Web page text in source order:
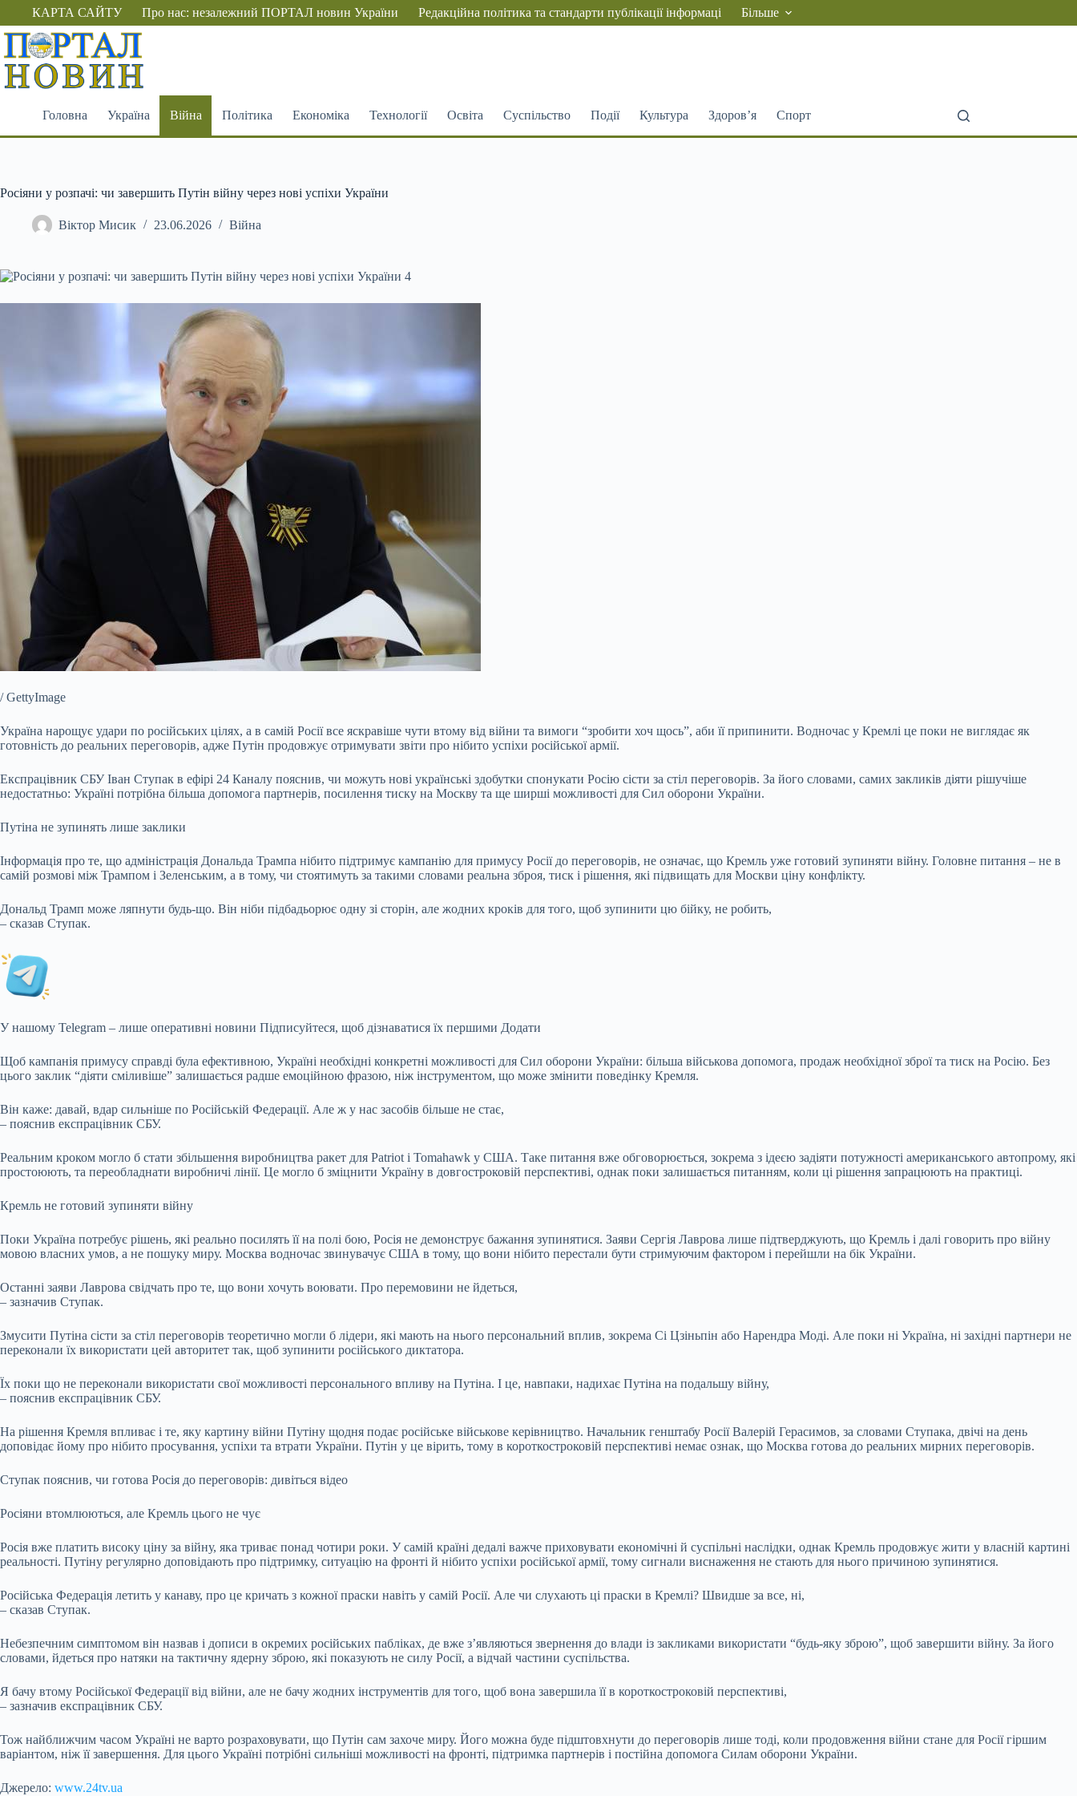
Перейти
вмісту
КАРТА САЙТУ Про нас: незалежний ПОРТАЛ новин України Редакційна політика та стандарти публікації інформаці Більше
Головна Україна Війна Політика Економіка Технології Освіта Суспільство Події Культура Здоров’я Спорт
Росіяни у розпачі: чи завершить Путін війну через нові успіхи України
Віктор Мисик 23.06.2026 Війна
/ GettyImage
Україна нарощує удари по російських цілях, а в самій Росії все яскравіше чути втому від війни та вимоги “зробити хоч щось”, аби її припинити. Водночас у Кремлі це поки не виглядає як
готовність до реальних переговорів, адже Путін продовжує отримувати звіти про нібито успіхи російської армії.
Експрацівник СБУ Іван Ступак в ефірі 24 Каналу пояснив, чи можуть нові українські здобутки спонукати Росію сісти за стіл переговорів. За його словами, самих закликів діяти рішучіше
недостатньо: Україні потрібна більша допомога партнерів, посилення тиску на Москву та ще ширші можливості для Сил оборони України.
Путіна не зупинять лише заклики
Інформація про те, що адміністрація Дональда Трампа нібито підтримує кампанію для примусу Росії до переговорів, не означає, що Кремль уже готовий зупиняти війну. Головне питання – не в
самій розмові між Трампом і Зеленським, а в тому, чи стоятимуть за такими словами реальна зброя, тиск і рішення, які підвищать для Москви ціну конфлікту.
Дональд Трамп може ляпнути будь-що. Він ніби підбадьорює одну зі сторін, але жодних кроків для того, щоб зупинити цю бійку, не робить,
– сказав Ступак.
У нашому Telegram – лише оперативні новини Підписуйтеся, щоб дізнаватися їх першими Додати
Щоб кампанія примусу справді була ефективною, Україні необхідні конкретні можливості для Сил оборони України: більша військова допомога, продаж необхідної зброї та тиск на Росію. Без
цього заклик “діяти сміливіше” залишається радше емоційною фразою, ніж інструментом, що може змінити поведінку Кремля.
Він каже: давай, вдар сильніше по Російській Федерації. Але ж у нас засобів більше не стає,
– пояснив експрацівник СБУ.
Реальним кроком могло б стати збільшення виробництва ракет для Patriot і Tomahawk у США. Таке питання вже обговорюється, зокрема з ідеєю задіяти потужності американського автопрому, які
простоюють, та переобладнати виробничі лінії. Це могло б зміцнити Україну в довгостроковій перспективі, однак поки залишається питанням, коли ці рішення запрацюють на практиці.
Кремль не готовий зупиняти війну
Поки Україна потребує рішень, які реально посилять її на полі бою, Росія не демонструє бажання зупинятися. Заяви Сергія Лаврова лише підтверджують, що Кремль і далі говорить про війну
мовою власних умов, а не пошуку миру. Москва водночас звинувачує США в тому, що вони нібито перестали бути стримуючим фактором і перейшли на бік України.
Останні заяви Лаврова свідчать про те, що вони хочуть воювати. Про перемовини не йдеться,
– зазначив Ступак.
Змусити Путіна сісти за стіл переговорів теоретично могли б лідери, які мають на нього персональний вплив, зокрема Сі Цзіньпін або Нарендра Моді. Але поки ні Україна, ні західні партнери не
переконали їх використати цей авторитет так, щоб зупинити російського диктатора.
Їх поки що не переконали використати свої можливості персонального впливу на Путіна. І це, навпаки, надихає Путіна на подальшу війну,
– пояснив експрацівник СБУ.
На рішення Кремля впливає і те, яку картину війни Путіну щодня подає російське військове керівництво. Начальник генштабу Росії Валерій Герасимов, за словами Ступака, двічі на день
доповідає йому про нібито просування, успіхи та втрати України. Путін у це вірить, тому в короткостроковій перспективі немає ознак, що Москва готова до реальних мирних переговорів.
Ступак пояснив, чи готова Росія до переговорів: дивіться відео
Росіяни втомлюються, але Кремль цього не чує
Росія вже платить високу ціну за війну, яка триває понад чотири роки. У самій країні дедалі важче приховувати економічні й суспільні наслідки, однак Кремль продовжує жити у власній картині
реальності. Путіну регулярно доповідають про підтримку, ситуацію на фронті й нібито успіхи російської армії, тому сигнали виснаження не стають для нього причиною зупинятися.
Російська Федерація летить у канаву, про це кричать з кожної праски навіть у самій Росії. Але чи слухають ці праски в Кремлі? Швидше за все, ні,
– сказав Ступак.
Небезпечним симптомом він назвав і дописи в окремих російських пабліках, де вже з’являються звернення до влади із закликами використати “будь-яку зброю”, щоб завершити війну. За його
словами, йдеться про натяки на тактичну ядерну зброю, які показують не силу Росії, а відчай частини суспільства.
Я бачу втому Російської Федерації від війни, але не бачу жодних інструментів для того, щоб вона завершила її в короткостроковій перспективі,
– зазначив експрацівник СБУ.
Тож найближчим часом Україні не варто розраховувати, що Путін сам захоче миру. Його можна буде підштовхнути до переговорів лише тоді, коли продовження війни стане для Росії гіршим
варіантом, ніж її завершення. Для цього Україні потрібні сильніші можливості на фронті, підтримка партнерів і постійна допомога Силам оборони України.
Джерело: www.24tv.ua